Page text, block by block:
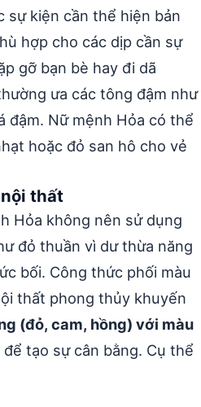
sự kiện cần thể hiện bản
hợp cho các dịp cần sự
gỡ bạn bè hay đi dã
ưa các tông đậm như
đậm. Nữ mệnh Hỏa có thể
hoặc đỏ san hô cho vẻ
thất
Hỏa không nên sử dụng
đỏ thuần vì dư thừa năng
bối. Công thức phối màu
thất phong thủy khuyến
(đỏ, cam, hồng) với màu
để tạo sự cân bằng. Cụ thể